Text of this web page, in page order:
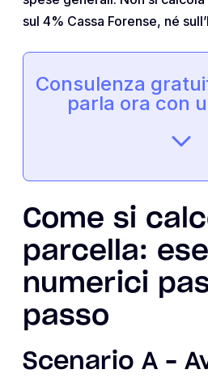
sul 4% Cassa Forense, né
Consulenza
parla ora con
Come si
parcella:
numerici
passo
Scenario A –